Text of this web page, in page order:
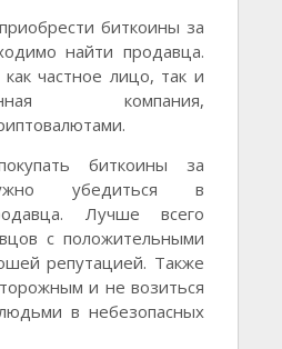
биткоины за
найти продавца.
частное лицо, так и
компания,
биткоины за
убедиться в
Лучше всего
с положительными
репутацией. Также
и не возиться
в небезопасных